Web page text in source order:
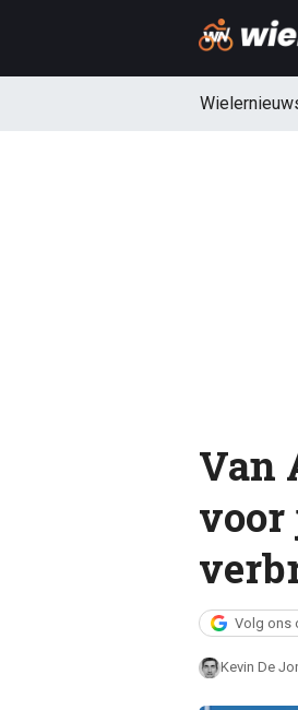
Van
voor
Volg ons
Kevin De